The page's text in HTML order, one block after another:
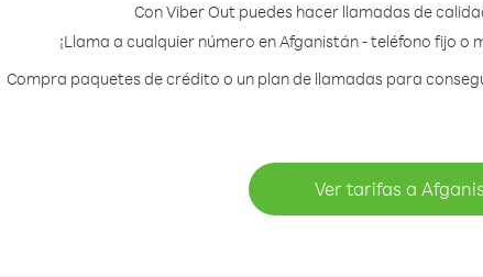
Con Viber Out puedes hacer llamadas de
¡Llama a cualquier número en Afganistán - teléfono fijo o
Compra paquetes de crédito o un plan de llamadas para
Ver tarifas a